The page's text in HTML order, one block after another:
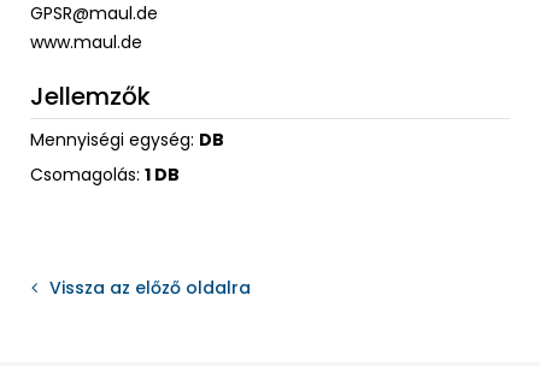
GPSR@maul.de
www.maul.de
Jellemzők
Mennyiségi egység: DB
Csomagolás: 1 DB
Vissza az előző oldalra